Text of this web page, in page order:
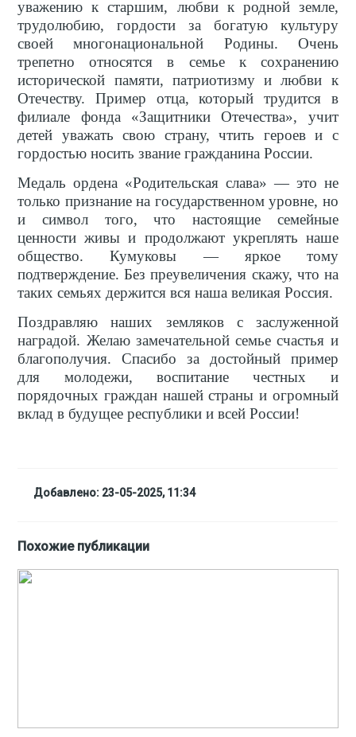
уважению к старшим, любви к родной земле,
трудолюбию, гордости за богатую культуру
своей многонациональной Родины. Очень
трепетно относятся в семье к сохранению
исторической памяти, патриотизму и любви к
Отечеству. Пример отца, который трудится в
филиале фонда «Защитники Отечества», учит
детей уважать свою страну, чтить героев и с
гордостью носить звание гражданина России.
Медаль ордена «Родительская слава» — это не
только признание на государственном уровне, но
и символ того, что настоящие семейные
ценности живы и продолжают укреплять наше
общество. Кумуковы — яркое тому
подтверждение. Без преувеличения скажу, что на
таких семьях держится вся наша великая Россия.
Поздравляю наших земляков с заслуженной
наградой. Желаю замечательной семье счастья и
благополучия. Спасибо за достойный пример
для молодежи, воспитание честных и
порядочных граждан нашей страны и огромный
вклад в будущее республики и всей России!
Добавлено: 23-05-2025, 11:34
Похожие публикации